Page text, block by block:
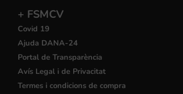
+ FSMCV
Covid 19
Ajuda DANA-24
Portal de Transparència
Avís Legal i de Privacitat
Termes i condicions de compra